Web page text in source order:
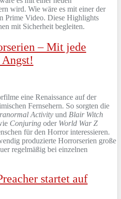
wird. Wie wäre es mit einer der
Prime Video. Diese Highlights
mit Sicherheit begleiten.
– Mit jede
eine Renaissance auf der
Fernsehern. So sorgten die
Activity und Blair Witch
Conjuring oder World War Z
für den Horror interessieren.
produzierte Horrorserien große
regelmäßig bei einzelnen
startet auf